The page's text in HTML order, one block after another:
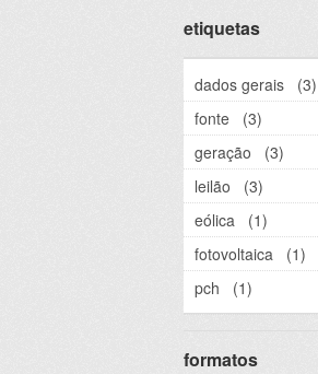
etiquetas
dados gerais
(3)
fonte
(3)
geração
(3)
leilão
(3)
eólica
(1)
fotovoltaica
(1)
pch
(1)
formatos